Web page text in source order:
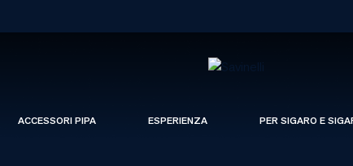
ACCESSORI PIPA ESPERIENZA PER SIGARO E